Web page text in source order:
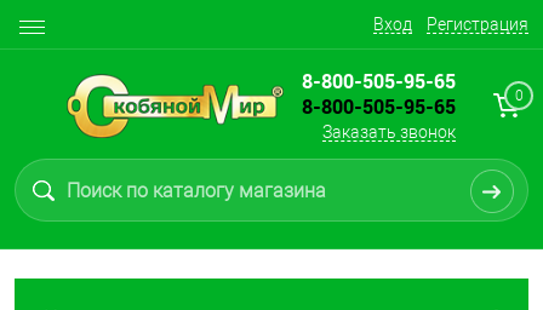
Вход Регистрация
8-800-505-95-65
8-800-505-95-65
Заказать звонок
0